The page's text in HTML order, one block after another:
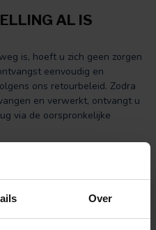
Over
AL IS
is, hoeft u zich geen zorgen
eenvoudig en
ons retourbeleid. Zodra
en verwerkt, ontvangt u
via de oorspronkelijke
van uw bestelling? Neem
Wij helpen u graag